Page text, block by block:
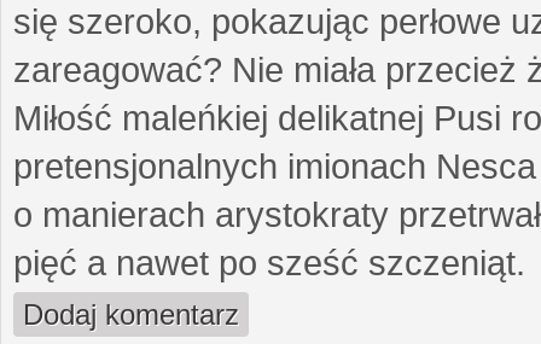
się szeroko, pokazując perłowe
zareagować? Nie miała przecież
Miłość maleńkiej delikatnej Pusi
pretensjonalnych imionach
o manierach arystokraty
pięć a nawet po sześć szczeniąt.
Dodaj komentarz